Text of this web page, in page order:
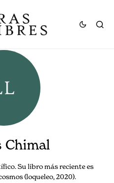
Chimal
Su libro más reciente es
(loqueleo, 2020).